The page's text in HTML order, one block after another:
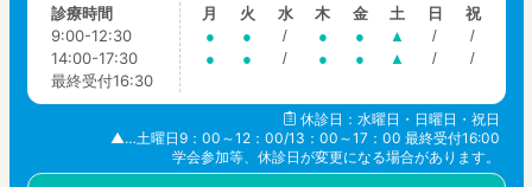
診療時間
9:00-12:30
14:00-17:30
最終受付16:30
月
●
●
火
●
●
水
/
/
木
●
●
金
●
●
土
▲
▲
日
/
/
祝
/
/
休診日：水曜日・日曜日・祝日
▲…土曜日9：00～12：00/13：00～17：00 最終受付16:00
学会参加等、休診日が変更になる場合があります。